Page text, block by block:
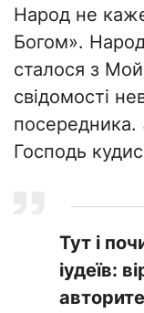
Народ не
Богом».
сталося з
свідомості
посередника.
Господь
Тут і
іудеїв: